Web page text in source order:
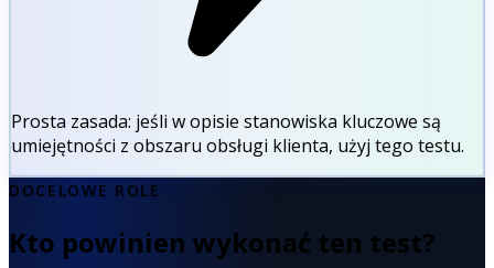
Prosta zasada: jeśli w opisie stanowiska kluczowe są
umiejętności z obszaru obsługi klienta, użyj tego testu.
DOCELOWE ROLE
Kto powinien wykonać ten test?